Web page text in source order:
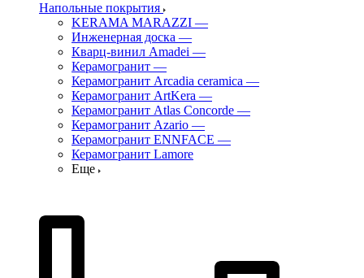
Напольные покрытия
KERAMA MARAZZI —
Инженерная доска —
Кварц-винил Amadei —
Керамогранит —
Керамогранит Arcadia ceramica —
Керамогранит ArtKera —
Керамогранит Atlas Concorde —
Керамогранит Azario —
Керамогранит ENNFACE —
Керамогранит Lamore
Еще